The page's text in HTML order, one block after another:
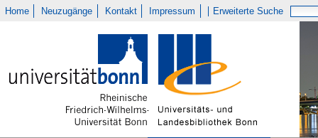
Home Neuzugänge Kontakt Impressum Erweiterte Suche